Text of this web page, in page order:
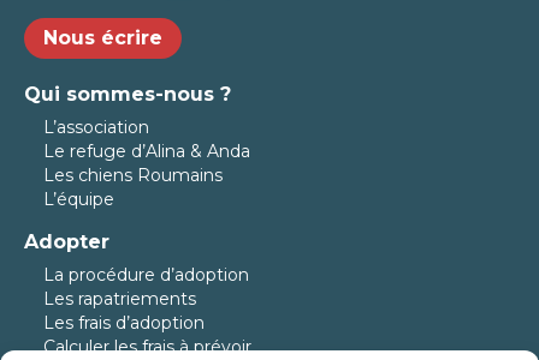
Nous écrire
Qui sommes-nous ?
L’association
Le refuge d’Alina & Anda
Les chiens Roumains
L’équipe
Adopter
La procédure d’adoption
Les rapatriements
Les frais d’adoption
Calculer les frais à prévoir